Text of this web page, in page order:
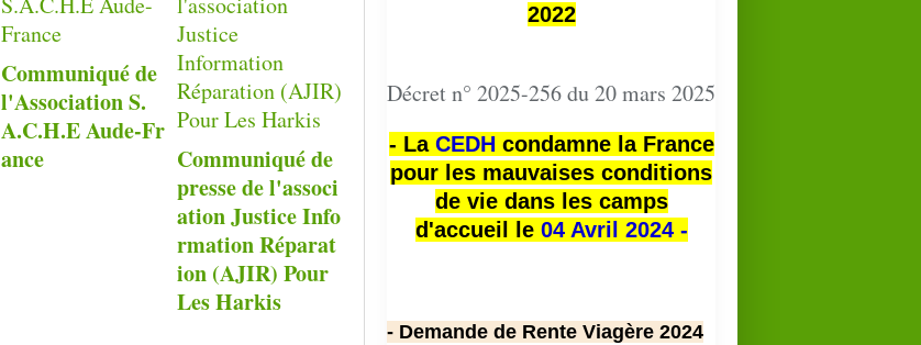
Communiqué de
l'Association S.
A.C.H.E Aude-Fr
ance
Communiqué de
presse de l'associ
ation Justice Info
rmation Réparat
ion (AJIR) Pour
Les Harkis
2022
Décret n° 2025-256 du 20 mars 2025
- La CEDHcondamne la France
pour les mauvaises conditions
de vie dans les camps
d'accueil le 04 Avril 2024 -
- Demande de Rente Viagère 2024